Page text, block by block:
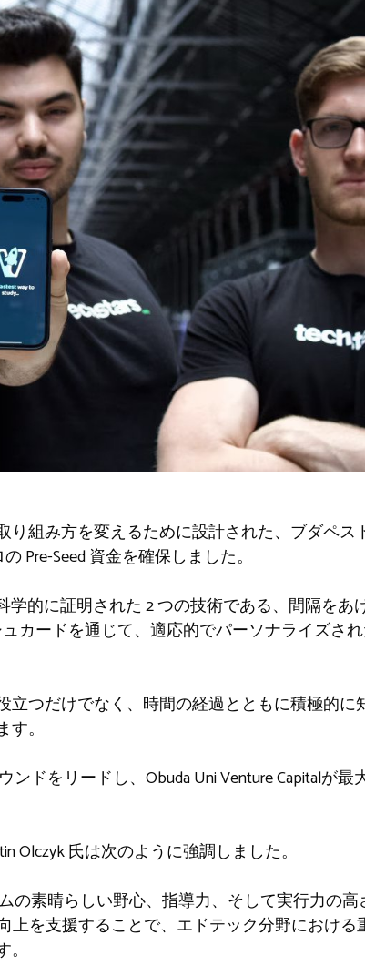
組み方を変えるために設計された、ブダペス
Pre-Seed 資金を確保しました。
的に証明された 2 つの技術である、間隔をあ
カードを通じて、適応的でパーソナライズさ
つだけでなく、時間の経過とともに積極的に
。
ンドをリードし、Obuda Uni Venture Capitalが最
Olczyk 氏は次のように強調しました。
の素晴らしい野心、指導力、そして実行力の
上を支援することで、エドテック分野における